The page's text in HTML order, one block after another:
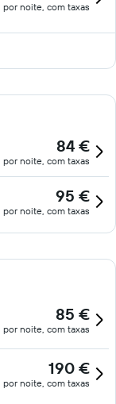
por noite, com taxas
84 €
por noite, com taxas
95 €
por noite, com taxas
85 €
por noite, com taxas
190 €
por noite, com taxas